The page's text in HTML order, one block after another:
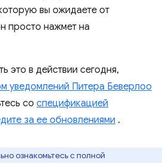
вы ожидаете от
просто нажмет на
это в действии сегодня,
уведомлений Питера Беверлоо
со спецификацией
за ее обновлениями .
ознакомьтесь с полной